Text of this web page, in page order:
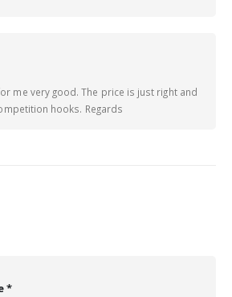
me very good. The price is just right and
hooks. Regards
*